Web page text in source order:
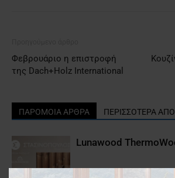
Φεβρουάριο η επιστροφή
της Dach+Holz International
ΠΑΡΟΜΟΙΑ ΑΡΘΡΑ ΠΕΡΙΣΣΟΤΕΡΑ
Lunawood